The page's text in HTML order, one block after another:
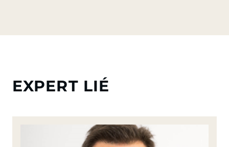
EXPERT LIÉ